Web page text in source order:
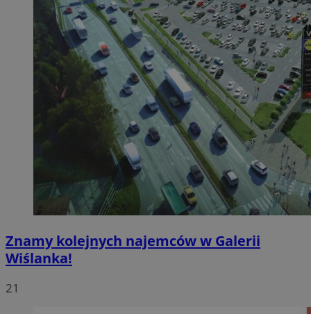
Znamy kolejnych najemców w Galerii
Wiślanka!
21